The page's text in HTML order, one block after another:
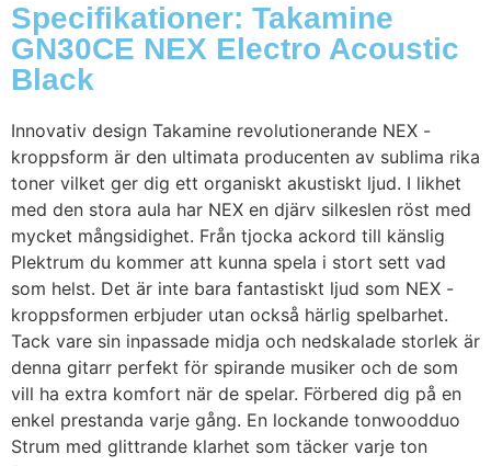
Specifikationer: Takamine
GN30CE NEX Electro Acoustic
Black
Innovativ design Takamine revolutionerande NEX -
kroppsform är den ultimata producenten av sublima rika
toner vilket ger dig ett organiskt akustiskt ljud. I likhet
med den stora aula har NEX en djärv silkeslen röst med
mycket mångsidighet. Från tjocka ackord till känslig
Plektrum du kommer att kunna spela i stort sett vad
som helst. Det är inte bara fantastiskt ljud som NEX -
kroppsformen erbjuder utan också härlig spelbarhet.
Tack vare sin inpassade midja och nedskalade storlek är
denna gitarr perfekt för spirande musiker och de som
vill ha extra komfort när de spelar. Förbered dig på en
enkel prestanda varje gång. En lockande tonwoodduo
Strum med glittrande klarhet som täcker varje ton